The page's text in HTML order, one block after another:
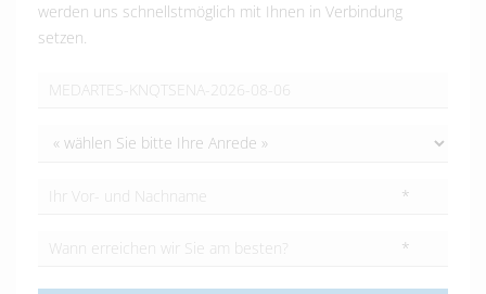
werden uns schnellstmöglich mit Ihnen in Verbindung
setzen.
*
*